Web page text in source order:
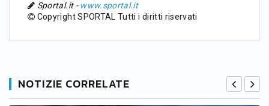
Sportal.it - www.sportal.it
Copyright SPORTAL Tutti i diritti riservati
NOTIZIE CORRELATE